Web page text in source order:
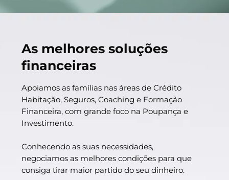
As melhores soluções
financeiras
Apoiamos as famílias nas áreas de Crédito
Habitação, Seguros, Coaching e Formação
Financeira, com grande foco na Poupança e
Investimento.
Conhecendo as suas necessidades,
negociamos as melhores condições para que
consiga tirar maior partido do seu dinheiro.